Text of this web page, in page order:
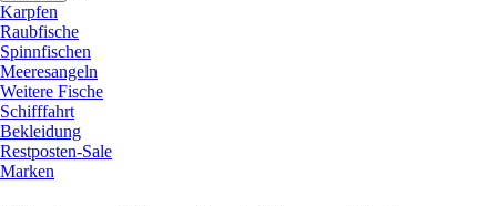
Karpfen
Raubfische
Spinnfischen
Meeresangeln
Weitere Fische
Schifffahrt
Bekleidung
Restposten-Sale
Marken